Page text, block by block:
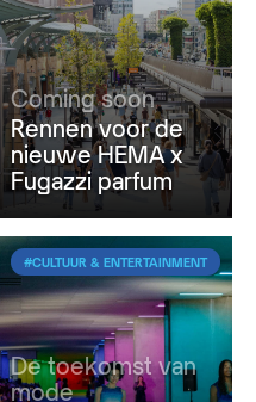
Coming soon
Rennen voor de
nieuwe HEMA x
Fugazzi parfum
#CULTUUR & ENTERTAINMENT
De toekomst van
mode